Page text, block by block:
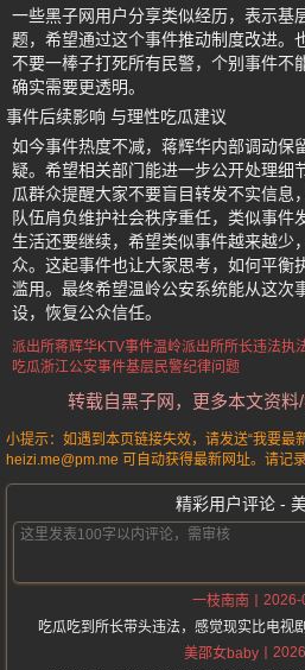
一些黑子网用户分享类似经历，表示基
题，希望通过这个事件推动制度改进。
不要一棒子打死所有民警，个别事件不
确实需要更透明。
事件后续影响 与理性吃瓜建议
如今事件热度不减，蒋辉华内部调动保
疑。希望相关部门能进一步公开处理细
瓜群众提醒大家不要盲目转发不实信息
队伍肩负维护社会秩序重任，类似事件
生活还要继续，希望类似事件越来越少
众。这起事件也让大家思考，如何平衡
滥用。最终希望温岭公安系统能从这次
设，恢复公众信任。
派出所蒋辉华KTV事件温岭派出所所长违法执
吃瓜浙江公安事件基层民警纪律问题
转载自黑子网，更多本文资
小提示：如遇到本页链接失效，请发送“我要最
heizi.me@pm.me 可自动获得最新网址。请记
精彩用户评论 -
一枝南南
2026-
吃瓜吃到所长带头违法，感觉现实比电视
美邵女baby